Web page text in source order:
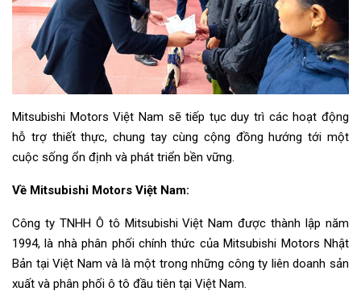
Mitsubishi Motors Việt Nam sẽ tiếp tục duy trì các hoạt động
hỗ trợ thiết thực, chung tay cùng cộng đồng hướng tới một
cuộc sống ổn định và phát triển bền vững.
Về Mitsubishi Motors Việt Nam:
Công ty TNHH Ô tô Mitsubishi Việt Nam được thành lập năm
1994, là nhà phân phối chính thức của Mitsubishi Motors Nhật
Bản tại Việt Nam và là một trong những công ty liên doanh sản
xuất và phân phối ô tô đầu tiên tại Việt Nam.